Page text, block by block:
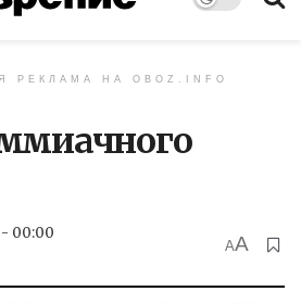
РЕКЛАМА НА OBOZ.INFO
00:00
AA